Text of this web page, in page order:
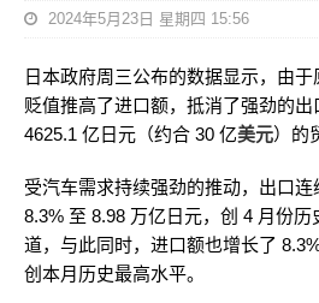
2024年5月23日 星期四 15:56
日本政府周三公布的数据显示，由
贬值推高了进口额，抵消了强劲的
4625.1 亿日元（约合 30 亿美元）的
受汽车需求持续强劲的推动，出口
8.3% 至 8.98 万亿日元，创 4 月份
道，与此同时，进口额也增长了
创本月历史最高水平。